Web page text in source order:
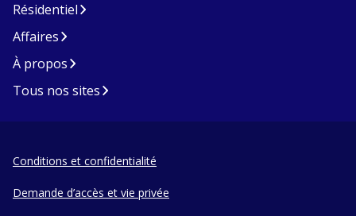
Résidentiel
Affaires
À propos
Tous nos sites
Conditions et confidentialité
Demande d’accès et vie privée